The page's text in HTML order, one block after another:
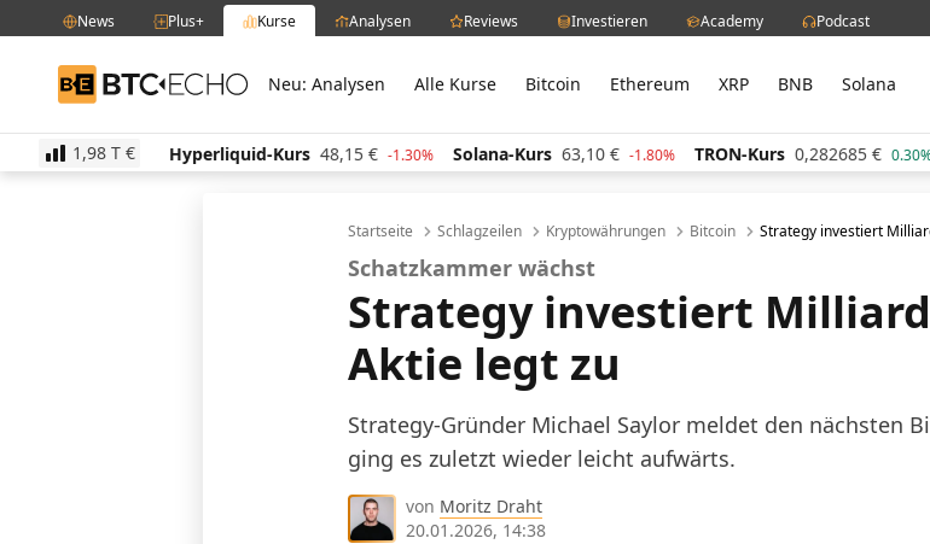
News Plus+ Kurse Analysen Reviews Investieren Academy Podcast
BTC-ECHO Neu: Analysen Alle Kurse Bitcoin Ethereum XRP BNB Solana
1,98 T €
508,60 € -1.60% Hyperliquid-Kurs 48,15 € -1.30% Solana-Kurs 63,10 € -1.80% TRON-Kurs 0,282685 € 0.30%
Startseite Schlagzeilen Kryptowährungen Bitcoin Strategy investiert
Schatzkammer wächst
Strategy investiert
Aktie legt zu
Strategy-Gründer Michael Saylor meldet den nächsten
ging es zuletzt wieder leicht aufwärts.
von Moritz Draht
20.01.2026, 14:38